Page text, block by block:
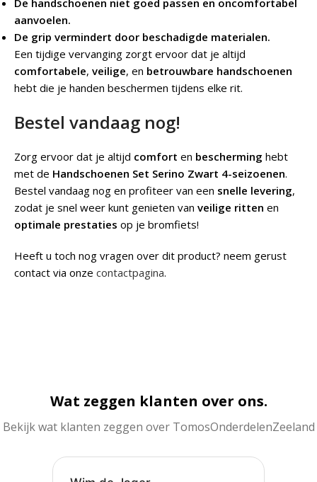
De handschoenen niet goed passen en oncomfortabel
aanvoelen.
De grip vermindert door beschadigde materialen.
Een tijdige vervanging zorgt ervoor dat je altijd
comfortabele, veilige, en betrouwbare handschoenen
hebt die je handen beschermen tijdens elke rit.
Bestel vandaag nog!
Zorg ervoor dat je altijd comfort en bescherming hebt
met de Handschoenen Set Serino Zwart 4-seizoenen.
Bestel vandaag nog en profiteer van een snelle levering,
zodat je snel weer kunt genieten van veilige ritten en
optimale prestaties op je bromfiets!
Heeft u toch nog vragen over dit product? neem gerust
contact via onze contactpagina.
Wat zeggen klanten over ons.
Bekijk wat klanten zeggen over TomosOnderdelenZeeland